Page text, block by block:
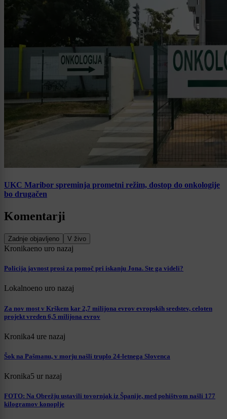
UKC Maribor spreminja prometni režim, dostop do onkologije
bo drugačen
Komentarji
Zadnje objavljeno V živo
Kronikaeno uro nazaj
Policija javnost prosi za pomoč pri iskanju Jona. Ste ga videli?
Lokalnoeno uro nazaj
Za nov most v Krškem kar 2,7 milijona evrov evropskih sredstev, celoten
projekt vreden 6,5 milijona evrov
Kronika4 ure nazaj
Šok na Pašmanu, v morju našli truplo 24-letnega Slovenca
Kronika5 ur nazaj
FOTO: Na Obrežju ustavili tovornjak iz Španije, med pohištvom našli 177
kilogramov konoplje